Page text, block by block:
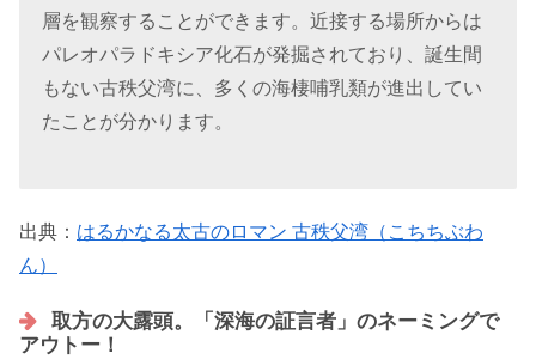
層を観察することができます。近接する場所からは
パレオパラドキシア化石が発掘されており、誕生間
もない古秩父湾に、多くの海棲哺乳類が進出してい
たことが分かります。
出典： はるかなる太古のロマン 古秩父湾（こちちぶわ
ん）
取方の大露頭。「深海の証言者」のネーミングで
アウトー！